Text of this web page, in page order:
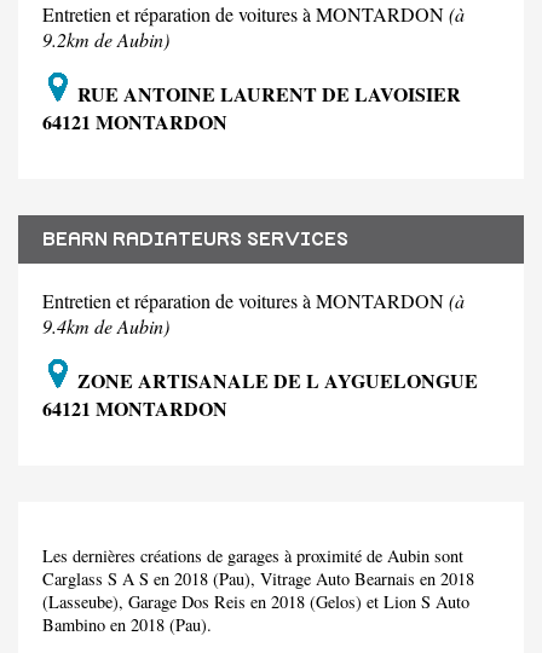
Entretien et réparation de voitures à MONTARDON(à
9.2km de Aubin)
RUE ANTOINE LAURENT DE LAVOISIER
64121 MONTARDON
BEARN RADIATEURS SERVICES
Entretien et réparation de voitures à MONTARDON(à
9.4km de Aubin)
ZONE ARTISANALE DE L AYGUELONGUE
64121 MONTARDON
Les dernières créations de garages à proximité de Aubin sont
Carglass S A S en 2018 (Pau), Vitrage Auto Bearnais en 2018
(Lasseube), Garage Dos Reis en 2018 (Gelos) et Lion S Auto
Bambino en 2018 (Pau).